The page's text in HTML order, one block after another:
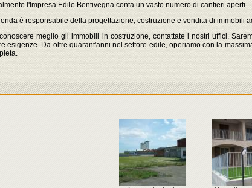
l'Impresa Edile Bentivegna conta un vasto numero di cantieri aperti.
è responsabile della progettazione, costruzione e vendita di immobili
meglio gli immobili in costruzione, contattate i nostri uffici.
esigenze. Da oltre quarant'anni nel settore edile, operiamo con la